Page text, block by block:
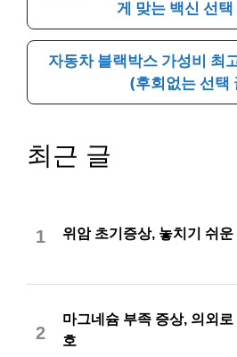
게 맞는 백신 선
자동차 블랙박스 가성비 최
(후회없는 선택
최근 글
1 위암 초기증상, 놓치기 쉬운
2
마그네슘 부족 증상, 의외로
호